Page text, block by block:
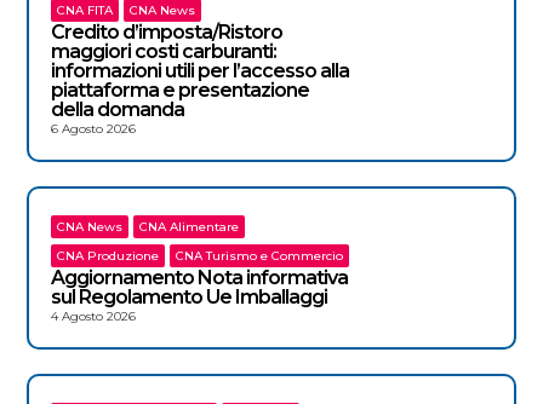
CNA FITA CNA News
Credito d’imposta/Ristoro
maggiori costi carburanti:
informazioni utili per l’accesso alla
piattaforma e presentazione
della domanda
6 Agosto 2026
CNA News
CNA Alimentare
CNA Produzione
CNA Turismo e Commercio
Aggiornamento Nota informativa
sul Regolamento Ue Imballaggi
4 Agosto 2026